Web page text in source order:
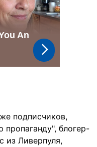
подписчиков,
пропаганду", блогер-
из Ливерпуля,